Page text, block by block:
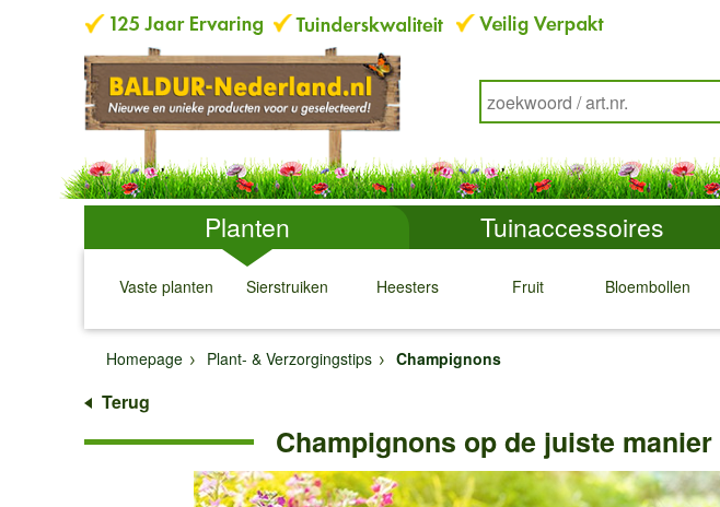
Planten Tuinaccessoires
Vaste planten
↓
Sierstruiken
↓
Heesters
↓
Fruit
↓
Bloembollen
↓ ↓
Homepage
Plant- & Verzorgingstips Champignons
Terug
Champignons op de juiste